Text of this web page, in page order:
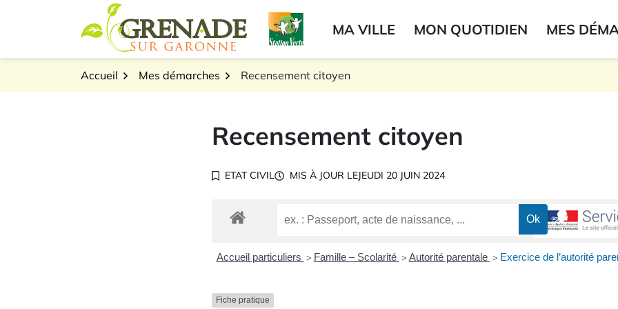
Logo Grenade sur GaronneMA VILLE MON QUOTIDIEN MES
Accueil Mes démarches Recensement citoyen
Recensement citoyen
ETAT CIVIL MIS À JOUR LEJEUDI 20 JUIN 2024
Accueil particuliers > Famille – Scolarité > Autorité parentale > Exercice de l’autorité
Fiche pratique